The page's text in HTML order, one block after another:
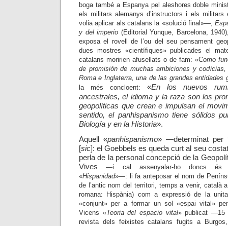
boga també a Espanya pel aleshores doble
els militars alemanys d’instructors i els militars
volia aplicar als catalans la «solució final»—,
y del imperio (Editorial Yunque, Barcelona,
exposa el rovell de l’ou del seu pensament
dues mostres «científiques» publicades el
catalans moririen afusellats o de fam: «Como
de promisión de muchas ambiciones y
Roma e Inglaterra, una de las grandes entidades
la més concloent: «En los nuevos
ancestrales, el idioma y la raza son los
geopolíticas que crean e impulsan el
sentido, el panhispanismo tiene sólidos
Biología y en la Historia».
Aquell «panhispanismo» —determinat per
[sic]: el Goebbels es queda curt al seu costat
perla de la personal concepció de la
Vives
—i cal assenyalar-ho doncs és
«Hispanidad»—: li fa anteposar el nom de
de l’antic nom del territori, temps a venir, català
romana: Hispània) com a expressió de la
«conjunt» per a formar un sol «espai vital»
Vicens «Teoria del espacio vital» publicat—15
revista dels feixistes catalans fugits a